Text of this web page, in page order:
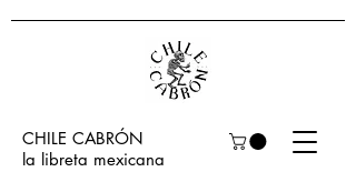
CHILE CABRÓN
la libreta mexicana